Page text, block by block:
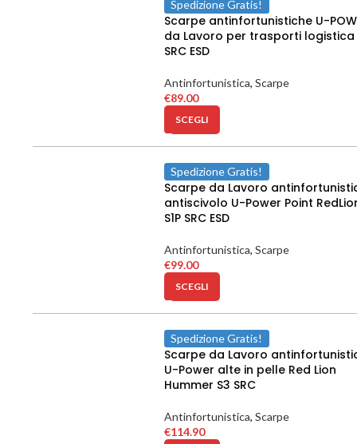
Spedizione Gratis!
Scarpe antinfortunistiche U-
da Lavoro per trasporti logistica
SRC ESD
Antinfortunistica, Scarpe
€89.00
SCEGLI
Spedizione Gratis!
Scarpe da Lavoro
antiscivolo U-Power Point
S1P SRC ESD
Antinfortunistica, Scarpe
€99.00
SCEGLI
Spedizione Gratis!
Scarpe da Lavoro
U-Power alte in pelle Red Lion
Hummer S3 SRC
Antinfortunistica, Scarpe
€114.90